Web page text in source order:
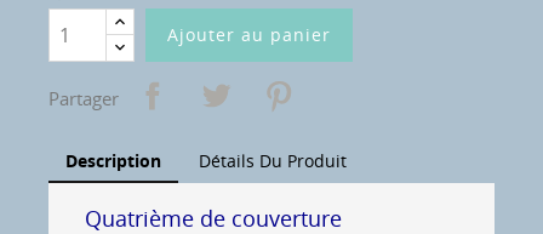
Ajouter au panier
Partager
Description Détails Du Produit
Quatrième de couverture